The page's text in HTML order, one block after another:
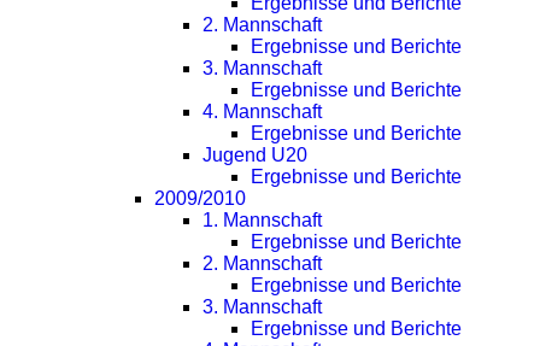
2. Mannschaft
Ergebnisse und Berichte
3. Mannschaft
Ergebnisse und Berichte
4. Mannschaft
Ergebnisse und Berichte
Jugend U20
Ergebnisse und Berichte
2009/2010
1. Mannschaft
Ergebnisse und Berichte
2. Mannschaft
Ergebnisse und Berichte
3. Mannschaft
Ergebnisse und Berichte